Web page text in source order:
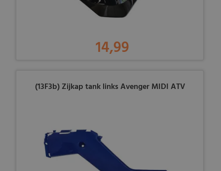
14,99
(13F3b) Zijkap tank links Avenger MIDI ATV